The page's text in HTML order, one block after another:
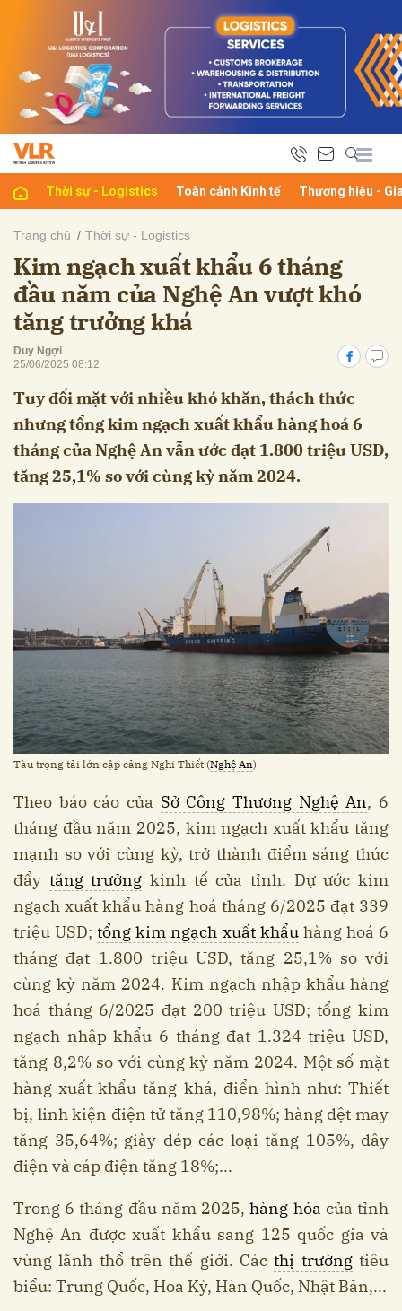
Thời sự - Logistics Toàn cảnh Kinh tế Thương hiệu -
Trang chủ Thời sự - Logistics
Kim ngạch xuất khẩu 6 tháng
đầu năm của Nghệ An vượt khó
tăng trưởng khá
Duy Ngợi
25/06/2025 08:12
Tuy đối mặt với nhiều khó khăn, thách thức
nhưng tổng kim ngạch xuất khẩu hàng hoá 6
tháng của Nghệ An vẫn ước đạt 1.800 triệu USD,
tăng 25,1% so với cùng kỳ năm 2024.
Tàu trọng tải lớn cập cảng Nghi Thiết (Nghệ An)
Theo báo cáo của Sở Công Thương Nghệ An, 6
tháng đầu năm 2025, kim ngạch xuất khẩu tăng
mạnh so với cùng kỳ, trở thành điểm sáng thúc
đẩy tăng trưởng kinh tế của tỉnh. Dự ước kim
ngạch xuất khẩu hàng hoá tháng 6/2025 đạt 339
triệu USD;tổng kim ngạch xuất khẩuhàng hoá 6
tháng đạt 1.800 triệu USD, tăng 25,1% so với
cùng kỳ năm 2024. Kim ngạch nhập khẩu hàng
hoá tháng 6/2025 đạt 200 triệu USD; tổng kim
ngạch nhập khẩu 6 tháng đạt 1.324 triệu USD,
tăng 8,2% so với cùng kỳ năm 2024. Một số mặt
hàng xuất khẩu tăng khá, điển hình như: Thiết
bị, linh kiện điện tử tăng 110,98%; hàng dệt may
tăng 35,64%; giày dép các loại tăng 105%, dây
điện và cáp điện tăng 18%;...
Trong 6 tháng đầu năm 2025,hàng hóa của tỉnh
Nghệ An được xuất khẩu sang 125 quốc gia và
vùng lãnh thổ trên thế giới. Cácthị trườngtiêu
biểu: Trung Quốc, Hoa Kỳ, Hàn Quốc, Nhật Bản,...
luận
Hủy